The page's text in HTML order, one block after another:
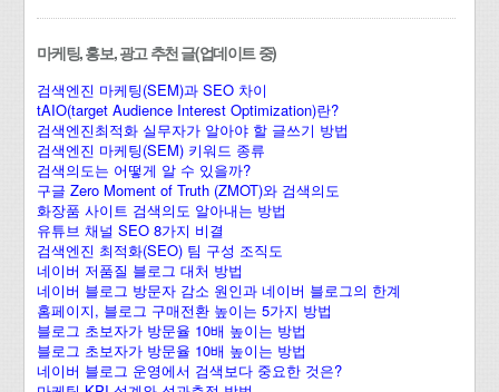
마케팅, 홍보, 광고 추천 글(업데이트 중)
검색엔진 마케팅(SEM)과 SEO 차이
tAIO(target Audience Interest Optimization)란?
검색엔진최적화 실무자가 알아야 할 글쓰기 방법
검색엔진 마케팅(SEM) 키워드 종류
검색의도는 어떻게 알 수 있을까?
구글 Zero Moment of Truth (ZMOT)와 검색의도
화장품 사이트 검색의도 알아내는 방법
유튜브 채널 SEO 8가지 비결
검색엔진 최적화(SEO) 팀 구성 조직도
네이버 저품질 블로그 대처 방법
네이버 블로그 방문자 감소 원인과 네이버 블로그의 한계
홈페이지, 블로그 구매전환 높이는 5가지 방법
블로그 초보자가 방문율 10배 높이는 방법
블로그 초보자가 방문율 10배 높이는 방법
네이버 블로그 운영에서 검색보다 중요한 것은?